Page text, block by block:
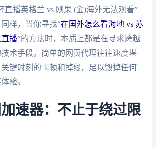
直播英格兰 vs 刚果 (金)海外无法观看”
样，当你寻找“在国外怎么看海地 vs 苏
播”的方法时，本质上都是在寻求跨越
术手段。简单的网页代理往往速度堪
键时刻的卡顿和掉线，足以毁掉任何
验。
速器：不止于绕过限